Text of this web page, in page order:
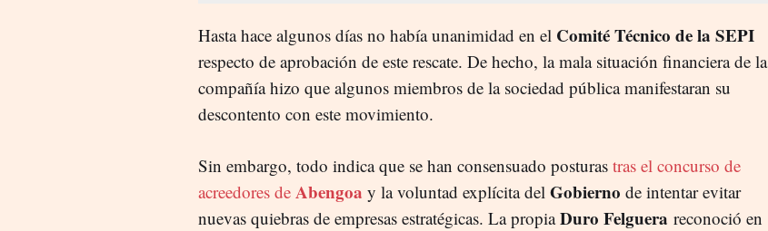
Hasta hace algunos días no había unanimidad en el Comité Técnico de la SEPI
respecto de aprobación de este rescate. De hecho, la mala situación financiera de la
compañía hizo que algunos miembros de la sociedad pública manifestaran su
descontento con este movimiento.
Sin embargo, todo indica que se han consensuado posturas tras el concurso de
acreedores de Abengoa y la voluntad explícita del Gobierno de intentar evitar
nuevas quiebras de empresas estratégicas. La propiaDuro Felguera reconoció en